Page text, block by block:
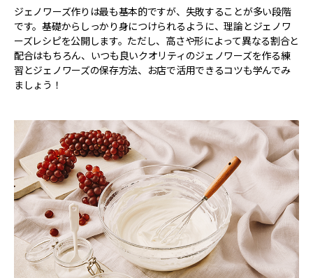
ジェノワーズ作りは最も基本的ですが、失敗することが多い段階
です。基礎からしっかり身につけられるように、理論とジェノワ
ーズレシピを公開します。ただし、高さや形によって異なる割合と
配合はもちろん、いつも良いクオリティのジェノワーズを作る練
習とジェノワーズの保存方法、お店で活用できるコツも学んでみ
ましょう！